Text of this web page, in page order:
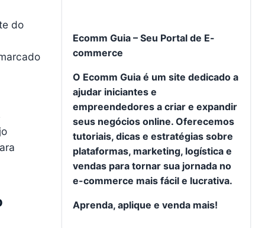
do
Ecomm Guia – Seu Portal de E-
commerce
O Ecomm Guia é um site dedicado a
ajudar iniciantes e
empreendedores a criar e expandir
seus negócios online. Oferecemos
tutoriais, dicas e estratégias sobre
plataformas, marketing, logística e
vendas para tornar sua jornada no
e-commerce mais fácil e lucrativa.
Aprenda, aplique e venda mais!